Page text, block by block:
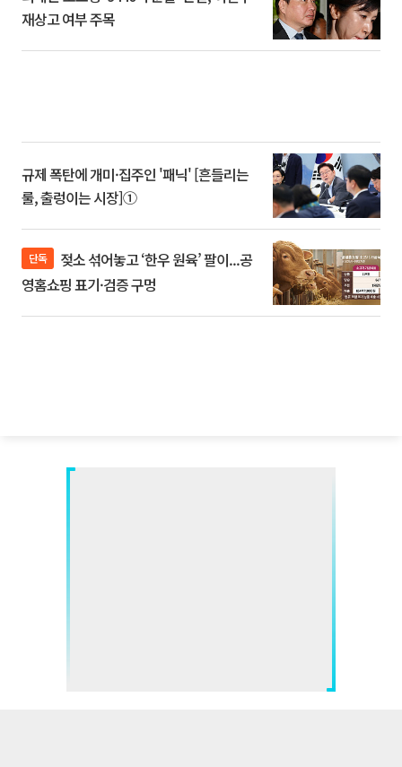
재상고 여부 주목
규제 폭탄에 개미·집주인 '패닉' [흔들리는
룰, 출렁이는 시장]①
단독
영홈쇼핑 표기·검증 구멍